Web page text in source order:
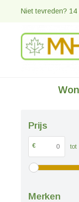
Niet tevreden?
Prijs
€ tot
Merken